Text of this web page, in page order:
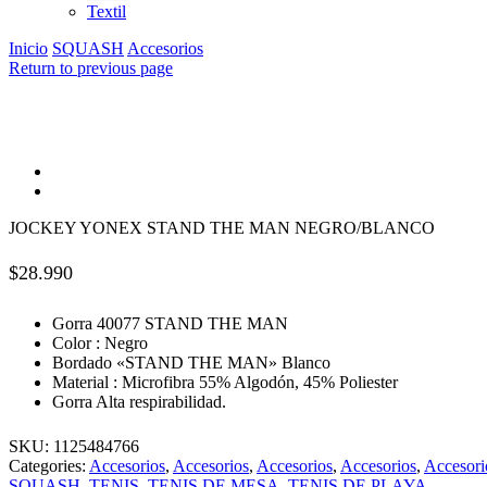
Textil
Inicio SQUASH Accesorios
Return to previous page
JOCKEY YONEX STAND THE MAN NEGRO/BLANCO
$28.990
Gorra 40077 STAND THE MAN
Color : Negro
Bordado «STAND THE MAN» Blanco
Material : Microfibra 55% Algodón, 45% Poliester
Gorra Alta respirabilidad.
SKU: 1125484766
Categories: Accesorios, Accesorios, Accesorios, Accesorios,